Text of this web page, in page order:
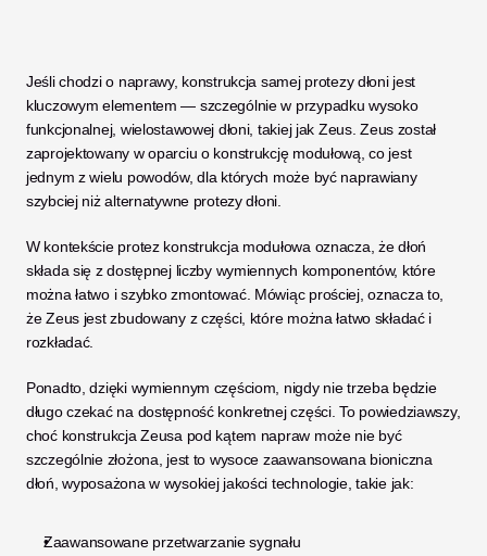
Jeśli chodzi o naprawy, konstrukcja samej protezy dłoni jest
kluczowym elementem — szczególnie w przypadku wysoko
funkcjonalnej, wielostawowej dłoni, takiej jak Zeus. Zeus został
zaprojektowany w oparciu o konstrukcję modułową, co jest
jednym z wielu powodów, dla których może być naprawiany
szybciej niż alternatywne protezy dłoni.
W kontekście protez konstrukcja modułowa oznacza, że dłoń
składa się z dostępnej liczby wymiennych komponentów, które
można łatwo i szybko zmontować. Mówiąc prościej, oznacza to,
że Zeus jest zbudowany z części, które można łatwo składać i
rozkładać.
Ponadto, dzięki wymiennym częściom, nigdy nie trzeba będzie
długo czekać na dostępność konkretnej części. To powiedziawszy,
choć konstrukcja Zeusa pod kątem napraw może nie być
szczególnie złożona, jest to wysoce zaawansowana bioniczna
dłoń, wyposażona w wysokiej jakości technologie, takie jak:
Zaawansowane przetwarzanie sygnału